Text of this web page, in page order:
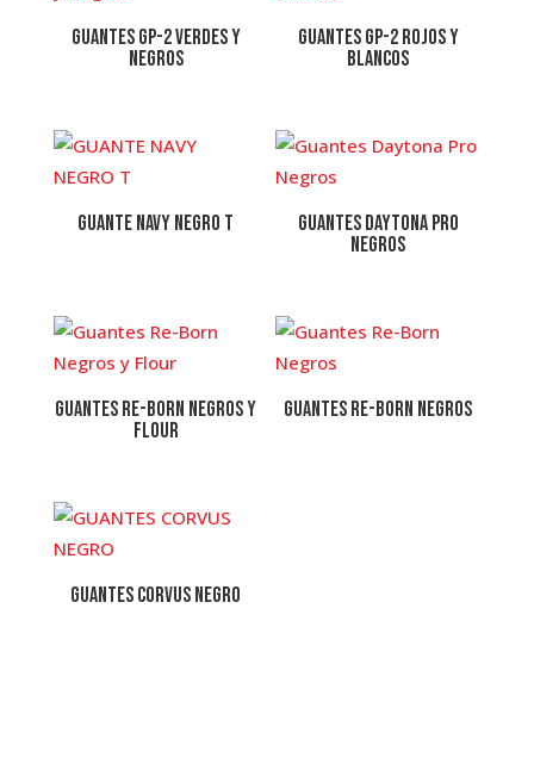
Guantes GP-2 Verdes y
Negros
Guantes GP-2 Rojos y
Blancos
GUANTE NAVY NEGRO T
Guantes Daytona Pro
Negros
Guantes Re-Born Negros y
Flour
Guantes Re-Born Negros
GUANTES CORVUS NEGRO